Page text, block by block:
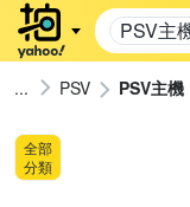
PSV主
PSV PSV主機
全部
分類